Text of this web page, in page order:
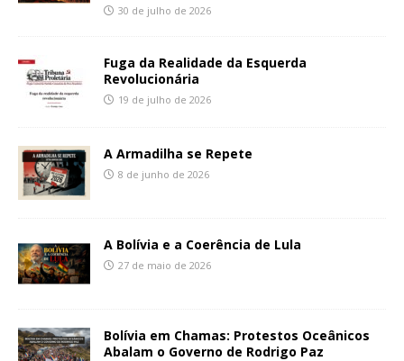
30 de julho de 2026
Fuga da Realidade da Esquerda
Revolucionária
19 de julho de 2026
A Armadilha se Repete
8 de junho de 2026
A Bolívia e a Coerência de Lula
27 de maio de 2026
Bolívia em Chamas: Protestos Oceânicos
Abalam o Governo de Rodrigo Paz